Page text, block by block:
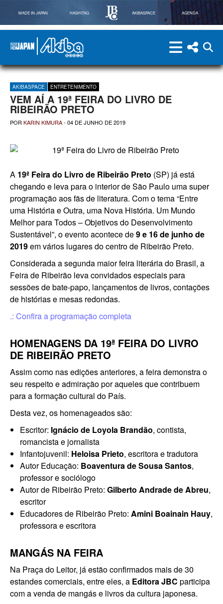
MADE IN JAPAN HASHITAG AKIBASPACE AGENDA
Powered By Made in Japan
menu menu
AKIBASPACE ENTRETENIMENTO
VEM AÍ A 19ª FEIRA DO LIVRO DE
RIBEIRÃO PRETO
POR KARIN KIMURA- 04 DE JUNHO DE 2019
A 19ª Feira do Livro de Ribeirão Preto (SP) já está
chegando e leva para o interior de São Paulo uma super
programação aos fãs de literatura. Com o tema “Entre
uma História e Outra, uma Nova História. Um Mundo
Melhor para Todos – Objetivos do Desenvolvimento
Sustentável”, o evento acontece de9 e 16 de junho de
2019em vários lugares do centro de Ribeirão Preto.
Considerada a segunda maior feira literária do Brasil, a
Feira de Ribeirão leva convidados especiais para
sessões de bate-papo, lançamentos de livros, contações
de histórias e mesas redondas.
.: Confira a programação completa
HOMENAGENS DA 19ª FEIRA DO LIVRO
DE RIBEIRÃO PRETO
Assim como nas edições anteriores, a feira demonstra o
seu respeito e admiração por aqueles que contribuem
para a formação cultural do País.
Desta vez, os homenageados são:
Escritor: Ignácio de Loyola Brandão, contista,
romancista e jornalista
Infantojuvenil: Heloisa Prieto, escritora e tradutora
Autor Educação: Boaventura de Sousa Santos,
professor e sociólogo
Autor de Ribeirão Preto: Gilberto Andrade de Abreu,
escritor
Educadores de Ribeirão Preto: Amini Boainain Hauy,
professora e escritora
MANGÁS NA FEIRA
Na Praça do Leitor, já estão confirmados mais de 30
estandes comerciais, entre eles, a Editora JBC participa
com a venda de mangás e livros da cultura japonesa.